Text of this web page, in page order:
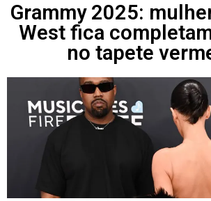
Grammy 2025:
West fica
no tapete